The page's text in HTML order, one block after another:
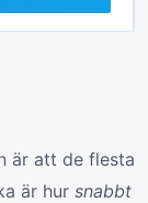
är att de flesta
är hur snabbt